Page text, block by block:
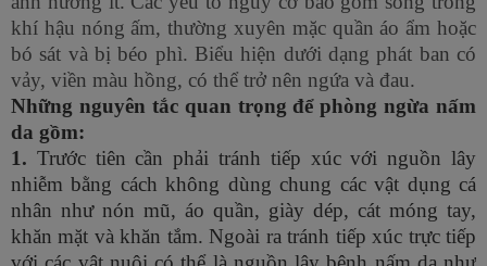
khí hậu nóng ấm, thường xuyên mặc quần áo ẩm hoặc
bó sát và bị béo phì. Biểu hiện dưới dạng phát ban có
vảy, viền màu hồng, có thể trở nên ngứa và đau.
Những nguyên tắc quan trọng để phòng ngừa nấm
da gồm:
1. Trước tiên cần phải tránh tiếp xúc với nguồn lây
nhiễm bằng cách không dùng chung các vật dụng cá
nhân như nón mũ, áo quần, giày dép, cát móng tay,
khăn mặt và khăn tắm. Ngoài ra tránh tiếp xúc trực tiếp